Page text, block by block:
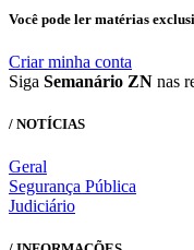
Você pode ler matérias
Criar minha conta
Siga Semanário ZN nas
/ NOTÍCIAS
Geral
Segurança Pública
Judiciário